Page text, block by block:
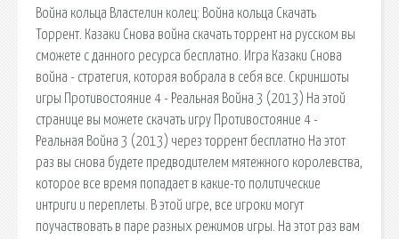
Война кольца Властелин колец: Война кольца Скачать
Торрент. Казаки Снова война скачать торрент на русском вы
сможете с данного ресурса бесплатно. Игра Казаки Снова
война - стратегия, которая вобрала в себя все. Скриншоты
игры Противостояние 4 - Реальная Война 3 (2013) На этой
странице вы можете скачать игру Противостояние 4 -
Реальная Война 3 (2013) через торрент бесплатно На этот
раз вы снова будете предводителем мятежного королевства,
которое все время попадает в какие-то политические
интриги и переплеты. В этой игре, все игроки могут
поучаствовать в паре разных режимов игры. На этот раз вам